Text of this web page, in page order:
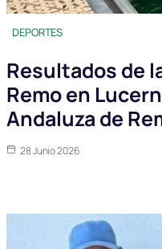
DEPORTES
Resultados de
Remo en
Andaluza de
28 Junio 2026